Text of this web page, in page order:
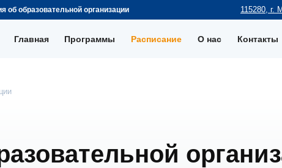
115280, г.
Расписание Контакты
О нас
Программы
Главная
об образовательной организации